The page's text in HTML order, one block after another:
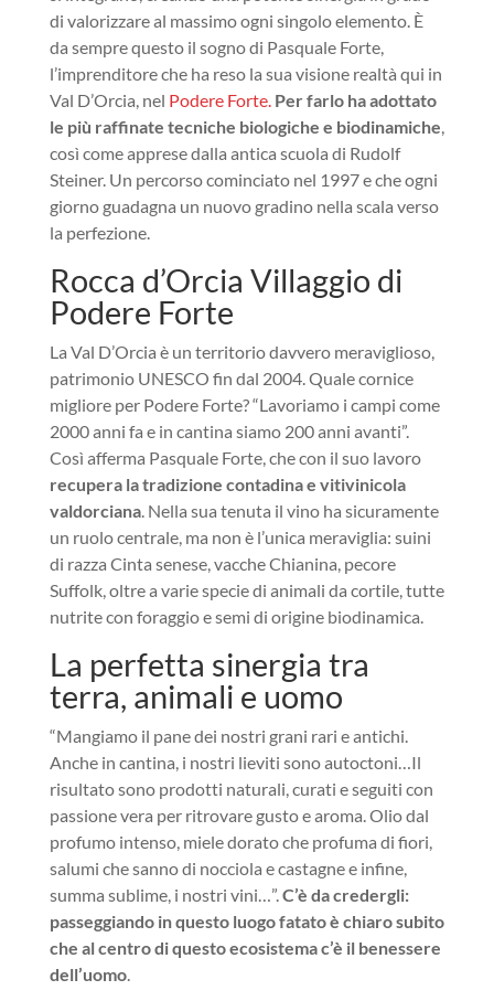
di valorizzare al massimo ogni singolo elemento. È
da sempre questo il sogno di Pasquale Forte,
l’imprenditore che ha reso la sua visione realtà qui in
Val D’Orcia, nel Podere Forte. Per farlo ha adottato
le più raffinate tecniche biologiche e biodinamiche,
così come apprese dalla antica scuola di Rudolf
Steiner. Un percorso cominciato nel 1997 e che ogni
giorno guadagna un nuovo gradino nella scala verso
la perfezione.
Rocca d’Orcia Villaggio di
Podere Forte
La Val D’Orcia è un territorio davvero meraviglioso,
patrimonio UNESCO fin dal 2004. Quale cornice
migliore per Podere Forte? “Lavoriamo i campi come
2000 anni fa e in cantina siamo 200 anni avanti”.
Così afferma Pasquale Forte, che con il suo lavoro
recupera la tradizione contadina e vitivinicola
valdorciana. Nella sua tenuta il vino ha sicuramente
un ruolo centrale, ma non è l’unica meraviglia: suini
di razza Cinta senese, vacche Chianina, pecore
Suffolk, oltre a varie specie di animali da cortile, tutte
nutrite con foraggio e semi di origine biodinamica.
La perfetta sinergia tra
terra, animali e uomo
“Mangiamo il pane dei nostri grani rari e antichi.
Anche in cantina, i nostri lieviti sono autoctoni…Il
risultato sono prodotti naturali, curati e seguiti con
passione vera per ritrovare gusto e aroma. Olio dal
profumo intenso, miele dorato che profuma di fiori,
salumi che sanno di nocciola e castagne e infine,
summa sublime, i nostri vini…”.C’è da credergli:
passeggiando in questo luogo fatato è chiaro subito
che al centro di questo ecosistema c’è il benessere
dell’uomo.